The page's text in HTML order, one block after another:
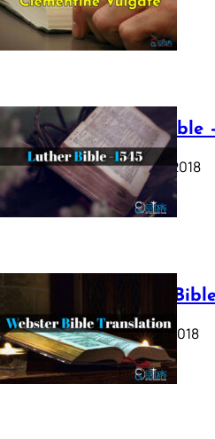
July 12, 2025
Luther Bible
October 17, 2018
Webster
October 11, 2018